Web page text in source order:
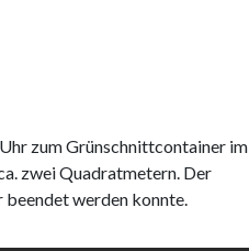
zum Grünschnittcontainer im
zwei Quadratmetern. Der
beendet werden konnte.